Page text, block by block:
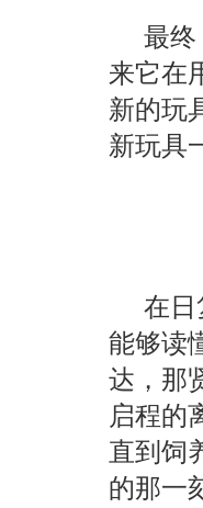
最终
来它在
新的玩
新玩具
在日
能够读
达，那
启程的
直到饲
的那一